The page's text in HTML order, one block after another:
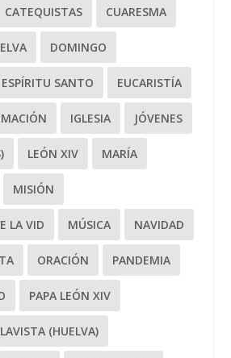
CATEQUISTAS CUARESMA
DOMINGO
ESPÍRITU SANTO EUCARISTÍA
IGLESIA JÓVENES
LEÓN XIV MARÍA
MISIÓN
LA VID MÚSICA NAVIDAD
ORACIÓN PANDEMIA
PAPA LEÓN XIV
(HUELVA)